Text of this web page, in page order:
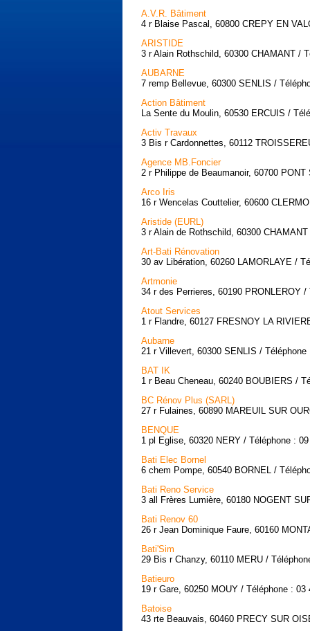
A.V.R. Bâtiment
4 r Blaise Pascal, 60800 CREPY EN
ARISTIDE
3 r Alain Rothschild, 60300 CHAMANT /
AUBARNE
7 remp Bellevue, 60300 SENLIS /
Action Bâtiment
La Sente du Moulin, 60530 ERCUIS /
Activ Travaux
3 Bis r Cardonnettes, 60112
Agence MB.Foncier
2 r Philippe de Beaumanoir, 60700
Arco Iris
16 r Wencelas Couttelier, 60600
Aristide (EURL)
3 r Alain de Rothschild, 60300
Art-Bati Rénovation
30 av Libération, 60260 LAMORLAYE /
Artmonie
34 r des Perrieres, 60190 PRONLEROY
Atout Services
1 r Flandre, 60127 FRESNOY LA
Aubarne
21 r Villevert, 60300 SENLIS / Téléphone
BAT IK
1 r Beau Cheneau, 60240 BOUBIERS /
BC Rénov Plus (SARL)
27 r Fulaines, 60890 MAREUIL SUR
BENQUE
1 pl Eglise, 60320 NERY / Téléphone :
Bati Elec Bornel
6 chem Pompe, 60540 BORNEL /
Bati Reno Service
3 all Frères Lumière, 60180 NOGENT
Bati Renov 60
26 r Jean Dominique Faure, 60160
Bati'Sim
29 Bis r Chanzy, 60110 MERU /
Batieuro
19 r Gare, 60250 MOUY / Téléphone : 03
Batoise
43 rte Beauvais, 60460 PRECY SUR